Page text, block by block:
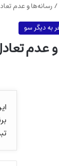
/ رسانه‌ها و عدم
به دیگر سو
عدم